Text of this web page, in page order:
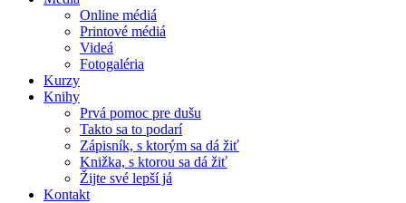
Online médiá
Printové médiá
Videá
Fotogaléria
Kurzy
Knihy
Prvá pomoc pre dušu
Takto sa to podarí
Zápisník, s ktorým sa dá žiť
Knižka, s ktorou sa dá žiť
Žijte své lepší já
Kontakt